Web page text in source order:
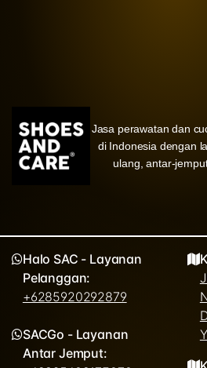
Jasa perawatan dan
di Indonesia dengan
ulang, antar-
Halo SAC - Layanan
Pelanggan:
+6285920292879
SACGo - Layanan
Antar Jemput: